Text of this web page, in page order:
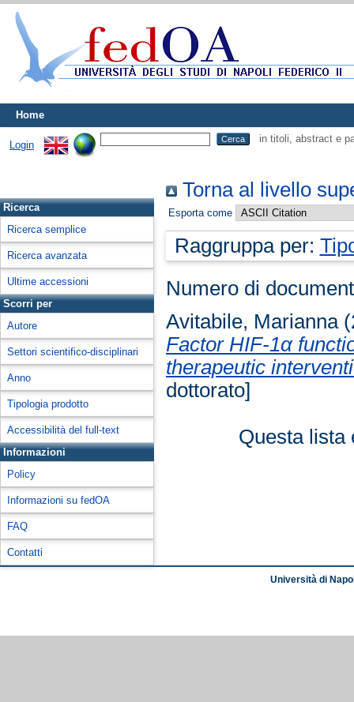
Home
Login
in titoli, abstract e
Ricerca
Ricerca semplice
Ricerca avanzata
Ultime accessioni
Scorri per
Autore
Settori scientifico-disciplinari
Anno
Tipologia prodotto
Accessibilità del full-text
Informazioni
Policy
Informazioni su fedOA
FAQ
Contatti
Torna al livello
Esporta come
Raggruppa per:
Numero di
Avitabile, Marianna
Factor HIF-1α
therapeutic
dottorato]
Questa lista
Università di